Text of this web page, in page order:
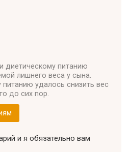
диетическому питанию
лишнего веса у сына.
удалось снизить вес
до сих пор.
и я обязательно вам